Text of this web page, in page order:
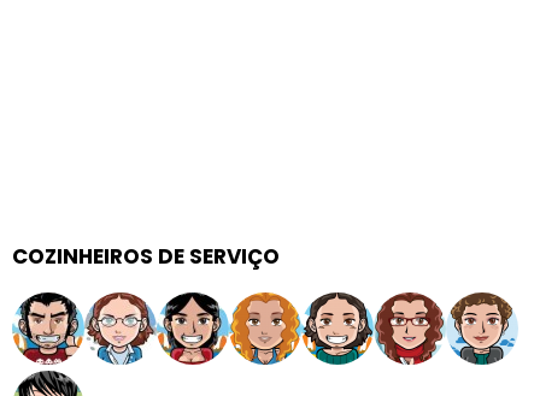
COZINHEIROS DE SERVIÇO